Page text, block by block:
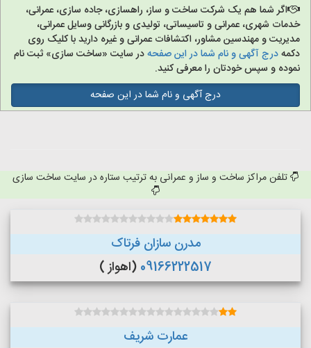
اگر شما هم یک شرکت ساخت و ساز، راهسازی، جاده سازی، عمرانی،
خدمات شهری، عمرانی و تاسیساتی، تولیدی و بازرگانی وسایل عمرانی،
مدیریت و مهندسین مشاور، اکتشافات عمرانی و غیره دارید با کلیک روی
دکمهدرج آگهی و نام شما در این صفحهدر سایت «ساخت سازی» ثبت نام
نموده و سپس خودتان را معرفی کنید.
درج آگهی و نام شما در این صفحه
تلفن مراکز ساخت و ساز و عمرانی به ترتیب ستاره در سایت ساخت سازی
مدرن سازان فرتاک
09166222517 (اهواز )
عمارت شریف